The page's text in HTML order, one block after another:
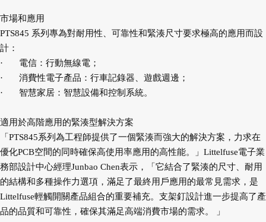
市場和應用
PTS845 系列專為對耐用性、可靠性和緊湊尺寸要求極高的應用而設
計：
·
電信：行動無線電；
·
消費性電子產品：行車記錄器、遊戲週邊；
·
智慧家居：智慧設備和控制系統。
適用於高階應用的緊湊型解決方案
「PTS845系列為工程師提供了一個緊湊而強大的解決方案，力求在
優化PCB空間的同時確保高使用率應用的高性能。」Littelfuse電子業
務部設計中心經理Junbao Chen表示，「它結合了緊湊的尺寸、耐用
的結構和多種操作力選項，滿足了最終用戶應用的最常見需求，是
Littelfuse輕觸開關產品組合的重要補充。支架釘設計進一步提高了產
品的品質和可靠性，確保其滿足高端消費市場的需求。 」